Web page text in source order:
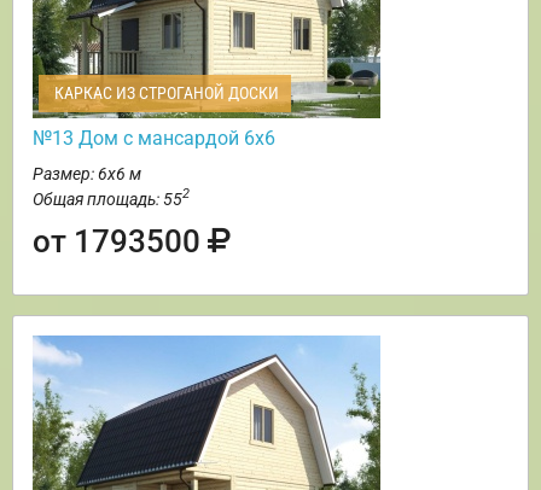
КАРКАС ИЗ СТРОГАНОЙ ДОСКИ
№13 Дом с мансардой 6х6
Размер: 6х6 м
Общая площадь: 552
от 1793500